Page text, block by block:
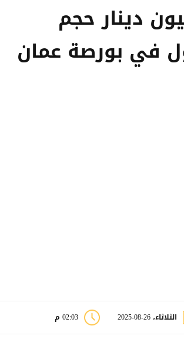
دينار حجم
في بورصة عمان
الثلاثاء، 26-08-2025 02:03 م